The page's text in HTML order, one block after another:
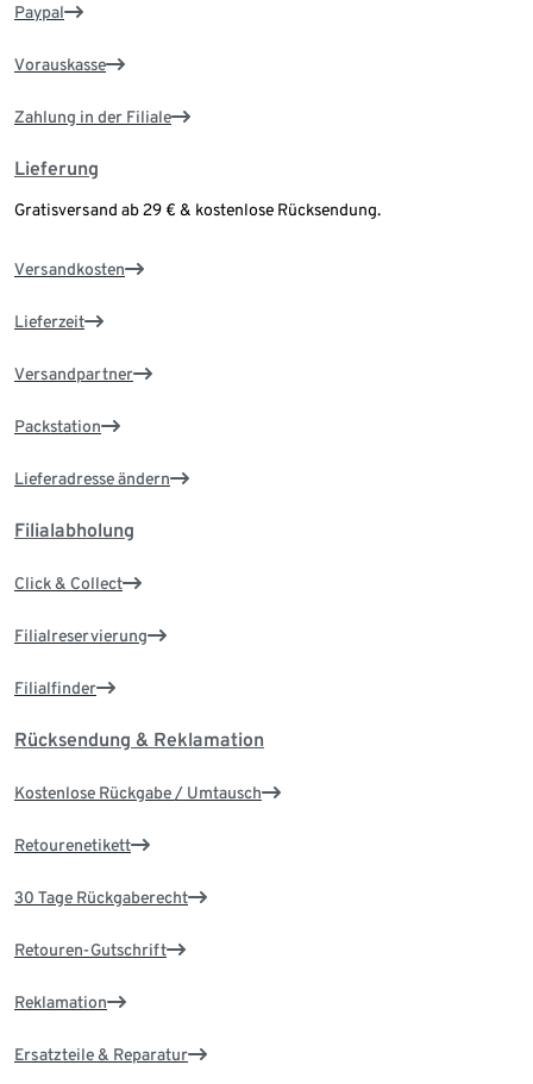
Paypal
Vorauskasse
Zahlung in der Filiale
Lieferung
Gratisversand ab 29 € & kostenlose Rücksendung.
Versandkosten
Lieferzeit
Versandpartner
Packstation
Lieferadresse ändern
Filialabholung
Click & Collect
Filialreservierung
Filialfinder
Rücksendung & Reklamation
Kostenlose Rückgabe / Umtausch
Retourenetikett
30 Tage Rückgaberecht
Retouren-Gutschrift
Reklamation
Ersatzteile & Reparatur